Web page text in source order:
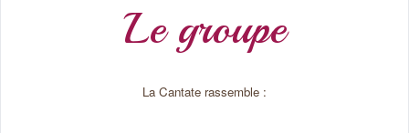
Le groupe
La Cantate rassemble :